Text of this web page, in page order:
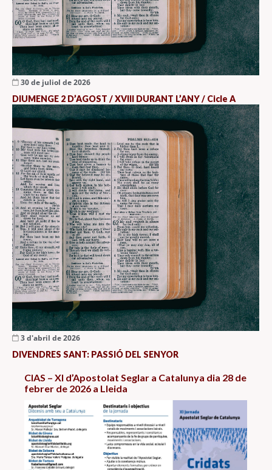
30 de juliol de 2026
DIUMENGE 2 D’AGOST / XVIII DURANT L’ANY / Cicle A
3 d'abril de 2026
DIVENDRES SANT: PASSIÓ DEL SENYOR
CIAS – XI d’Apostolat Seglar a Catalunya dia 28 de
febrer de 2026 a Lleida